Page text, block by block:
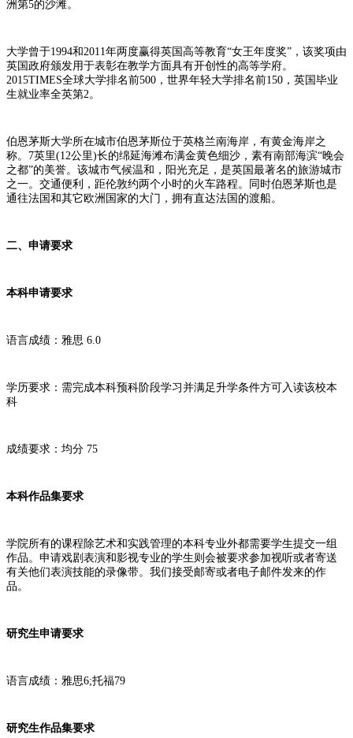
洲第5的沙滩。
大学曾于1994和2011年两度赢得英国高等教育“女王年度奖”，该奖项由
英国政府颁发用于表彰在教学方面具有开创性的高等学府。
2015TIMES全球大学排名前500，世界年轻大学排名前150，英国毕业
生就业率全英第2。
伯恩茅斯大学所在城市伯恩茅斯位于英格兰南海岸，有黄金海岸之
称。7英里(12公里)长的绵延海滩布满金黄色细沙，素有南部海滨“晚会
之都”的美誉。该城市气候温和，阳光充足，是英国最著名的旅游城市
之一。交通便利，距伦敦约两个小时的火车路程。同时伯恩茅斯也是
通往法国和其它欧洲国家的大门，拥有直达法国的渡船。
二、申请要求
本科申请要求
语言成绩：雅思 6.0
学历要求：需完成本科预科阶段学习并满足升学条件方可入读该校本
科
成绩要求：均分 75
本科作品集要求
学院所有的课程除艺术和实践管理的本科专业外都需要学生提交一组
作品。申请戏剧表演和影视专业的学生则会被要求参加视听或者寄送
有关他们表演技能的录像带。我们接受邮寄或者电子邮件发来的作
品。
研究生申请要求
语言成绩：雅思6;托福79
研究生作品集要求